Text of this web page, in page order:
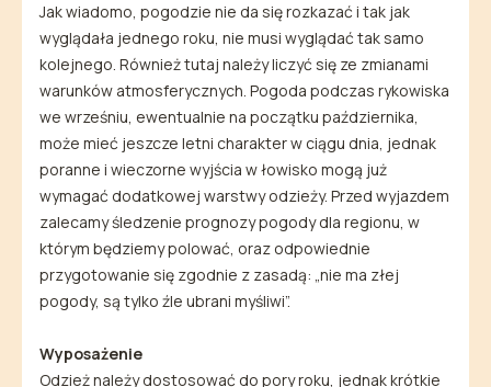
Jak wiadomo, pogodzie nie da się rozkazać i tak jak
wyglądała jednego roku, nie musi wyglądać tak samo
kolejnego. Również tutaj należy liczyć się ze zmianami
warunków atmosferycznych. Pogoda podczas rykowiska
we wrześniu, ewentualnie na początku października,
może mieć jeszcze letni charakter w ciągu dnia, jednak
poranne i wieczorne wyjścia w łowisko mogą już
wymagać dodatkowej warstwy odzieży. Przed wyjazdem
zalecamy śledzenie prognozy pogody dla regionu, w
którym będziemy polować, oraz odpowiednie
przygotowanie się zgodnie z zasadą: „nie ma złej
pogody, są tylko źle ubrani myśliwi”.
Wyposażenie
Odzież należy dostosować do pory roku, jednak krótkie